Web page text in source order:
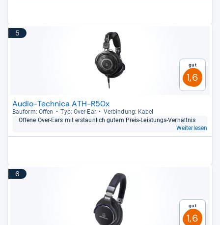
5
Gut
1,6
Audio-Technica ATH-R50x
Bau­form: Offen Typ: Over-​Ear
Ver­bin­dung: Kabel
Offene Over-​Ears mit erstaun­lich gutem Preis-​Leis­tungs-​Ver­hält­nis
Weiterlesen
6
Gut
1,6